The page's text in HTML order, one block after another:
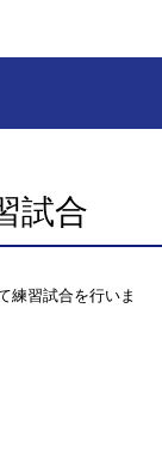
試合
練習試合を行いま